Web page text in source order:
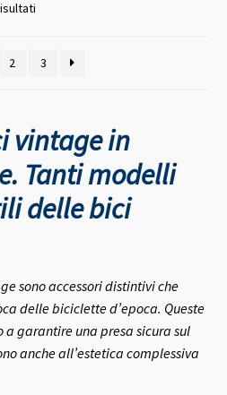
Valutazione
2 3
vintage in
Tanti modelli
delle bici
sono accessori distintivi che
delle biciclette d’epoca. Queste
a garantire una presa sicura sul
anche all’estetica complessiva